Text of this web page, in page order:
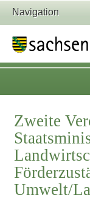
Navigation
Zweite
Umwelt/